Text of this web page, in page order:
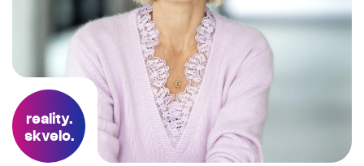
reality.
skvelo.